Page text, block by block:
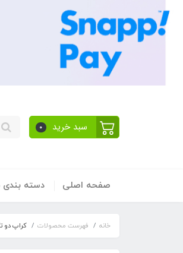
سبد خرید 0
صفحه اصلی دسته
خانه فهرست محصولات کراپ دو